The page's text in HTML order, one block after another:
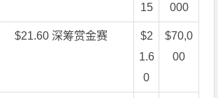
15
000
$21.60 深筹赏金赛
$2
1.6
0
$70,0
00